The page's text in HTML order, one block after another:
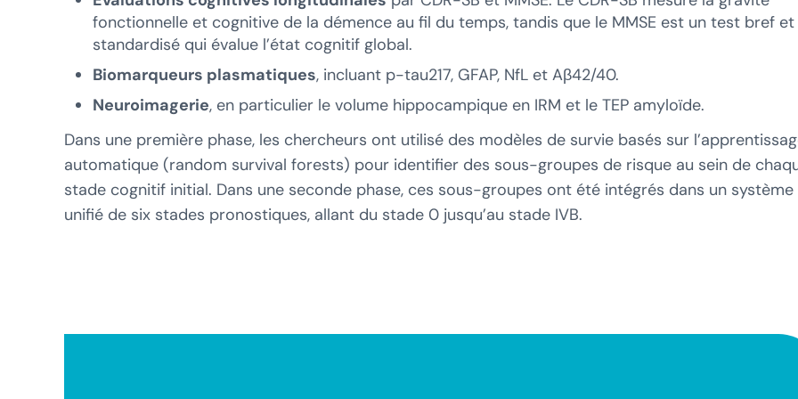
fonctionnelle et cognitive de la démence au fil du temps, tandis que le MMSE est un test bref et
standardisé qui évalue l’état cognitif global.
Biomarqueurs plasmatiques, incluant p-tau217, GFAP, NfL et Aβ42/40.
Neuroimagerie, en particulier le volume hippocampique en IRM et le TEP amyloïde.
Dans une première phase, les chercheurs ont utilisé des modèles de survie basés sur
automatique (random survival forests) pour identifier des sous-groupes de risque au sein de
stade cognitif initial. Dans une seconde phase, ces sous-groupes ont été intégrés dans un système
unifié de six stades pronostiques, allant du stade 0 jusqu’au stade IVB.